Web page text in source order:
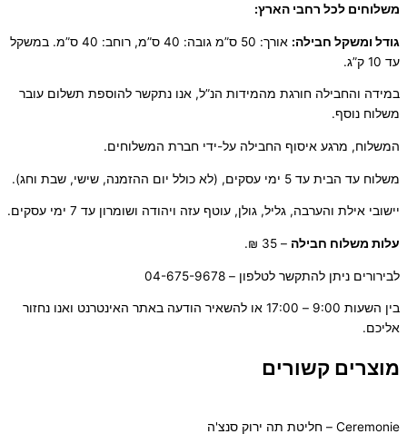
משלוחים לכל רחבי הארץ:
גודל ומשקל חבילה:
אורך: 50 ס”מ גובה: 40 ס”מ, רוחב: 40 ס”מ. במשקל
עד 10 ק”ג.
במידה והחבילה חורגת מהמידות הנ”ל, אנו נתקשר להוספת תשלום עובר
משלוח נוסף.
המשלוח, מרגע איסוף החבילה על-ידי חברת המשלוחים.
משלוח עד הבית עד 5 ימי עסקים, (לא כולל יום ההזמנה, שישי, שבת וחג).
יישובי אילת והערבה, גליל, גולן, עוטף עזה ויהודה ושומרון עד 7 ימי עסקים.
עלות משלוח חבילה – 35 ₪.
לבירורים ניתן להתקשר לטלפון – 04-675-9678
בין השעות 9:00 – 17:00 או להשאיר הודעה באתר האינטרנט ואנו נחזור
אליכם.
מוצרים קשורים
Ceremonie – חליטת תה ירוק סנצ'ה